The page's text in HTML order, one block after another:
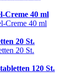
Creme 40 ml
20 St.
120 St.